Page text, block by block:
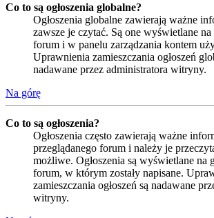
Co to są ogłoszenia globalne?
Ogłoszenia globalne zawierają ważne
zawsze je czytać. Są one wyświetlane
forum i w panelu zarządzania kontem
Uprawnienia zamieszczania ogłoszeń
nadawane przez administratora witryny.
Na górę
Co to są ogłoszenia?
Ogłoszenia często zawierają ważne
przeglądanego forum i należy je
możliwe. Ogłoszenia są wyświetlane na
forum, w którym zostały napisane.
zamieszczania ogłoszeń są nadawane
witryny.